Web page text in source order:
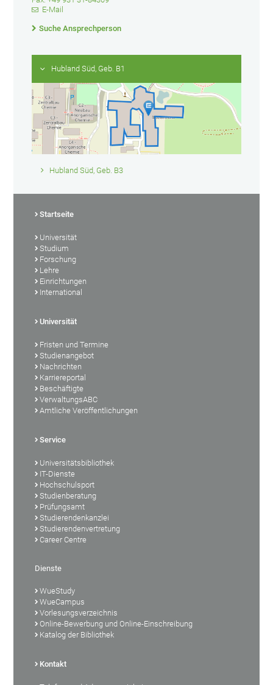
E-Mail
Suche Ansprechperson
Hubland Süd, Geb. B1
Hubland Süd, Geb. B3
Startseite
Universität
Studium
Forschung
Lehre
Einrichtungen
International
Universität
Fristen und Termine
Studienangebot
Nachrichten
Karriereportal
Beschäftigte
VerwaltungsABC
Amtliche Veröffentlichungen
Service
Universitätsbibliothek
IT-Dienste
Hochschulsport
Studienberatung
Prüfungsamt
Studierendenkanzlei
Studierendenvertretung
Career Centre
Dienste
WueStudy
WueCampus
Vorlesungsverzeichnis
Online-Bewerbung und Online-Einschreibung
Katalog der Bibliothek
Kontakt